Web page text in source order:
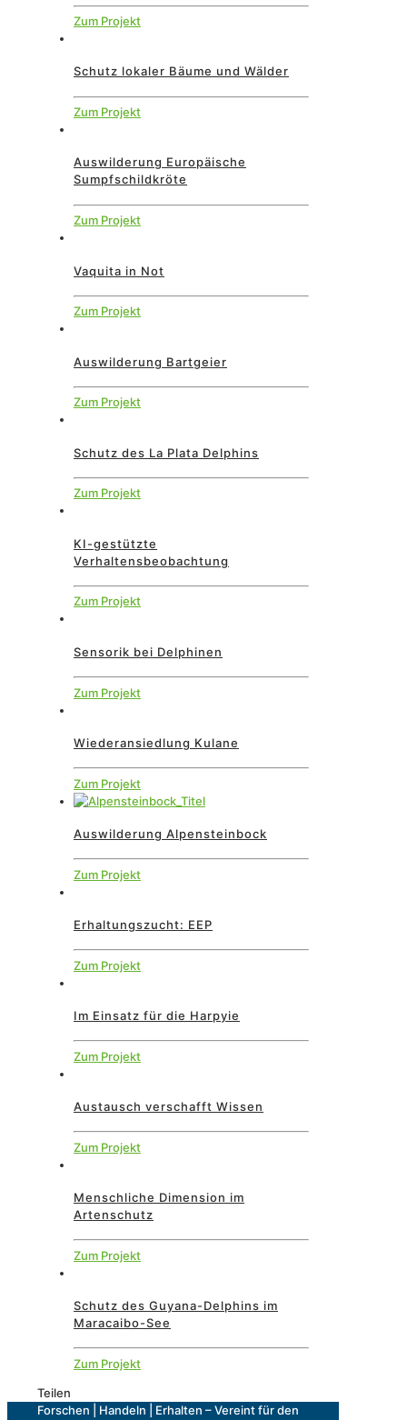
Zum Projekt
Schutz lokaler Bäume und Wälder
Zum Projekt
Auswilderung Europäische
Sumpfschildkröte
Zum Projekt
Vaquita in Not
Zum Projekt
Auswilderung Bartgeier
Zum Projekt
Schutz des La Plata Delphins
Zum Projekt
KI-gestützte
Verhaltensbeobachtung
Zum Projekt
Sensorik bei Delphinen
Zum Projekt
Wiederansiedlung Kulane
Zum Projekt
Auswilderung Alpensteinbock
Zum Projekt
Erhaltungszucht: EEP
Zum Projekt
Im Einsatz für die Harpyie
Zum Projekt
Austausch verschafft Wissen
Zum Projekt
Menschliche Dimension im
Artenschutz
Zum Projekt
Schutz des Guyana-Delphins im
Maracaibo-See
Zum Projekt
Teilen
Forschen | Handeln | Erhalten – Vereint für den